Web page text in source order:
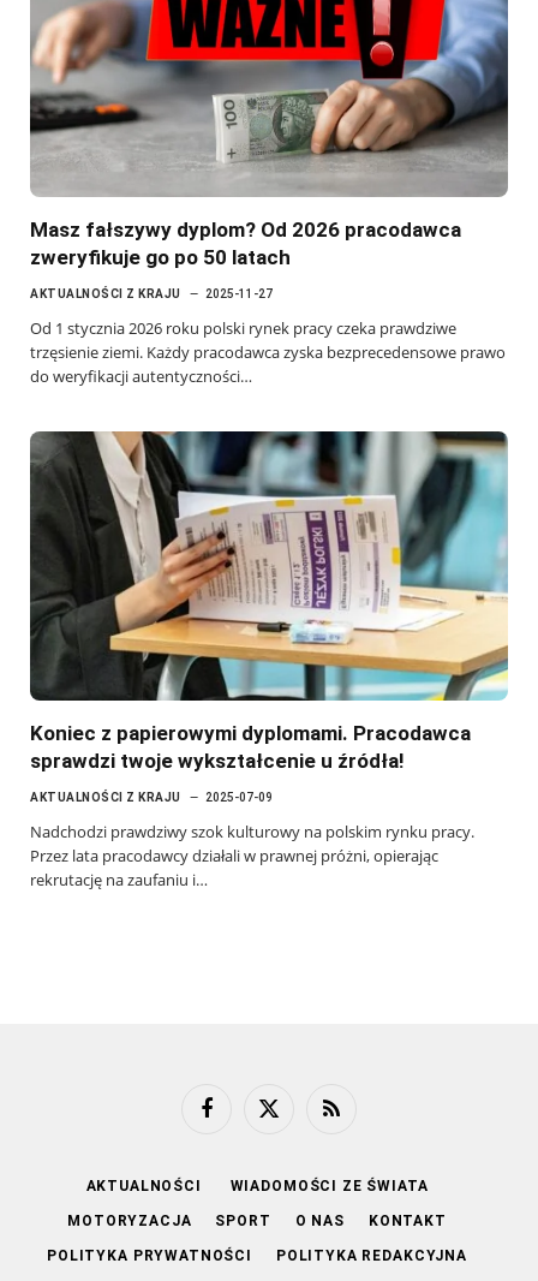
Masz fałszywy dyplom? Od 2026 pracodawca
zweryfikuje go po 50 latach
AKTUALNOŚCI Z KRAJU 2025-11-27
Od 1 stycznia 2026 roku polski rynek pracy czeka prawdziwe
trzęsienie ziemi. Każdy pracodawca zyska bezprecedensowe prawo
do weryfikacji autentyczności…
Koniec z papierowymi dyplomami. Pracodawca
sprawdzi twoje wykształcenie u źródła!
AKTUALNOŚCI Z KRAJU 2025-07-09
Nadchodzi prawdziwy szok kulturowy na polskim rynku pracy.
Przez lata pracodawcy działali w prawnej próżni, opierając
rekrutację na zaufaniu i…
FacebookX
RSS
AKTUALNOŚCI WIADOMOŚCI ZE ŚWIATA
MOTORYZACJA SPORT O NAS KONTAKT
POLITYKA PRYWATNOŚCI POLITYKA REDAKCYJNA